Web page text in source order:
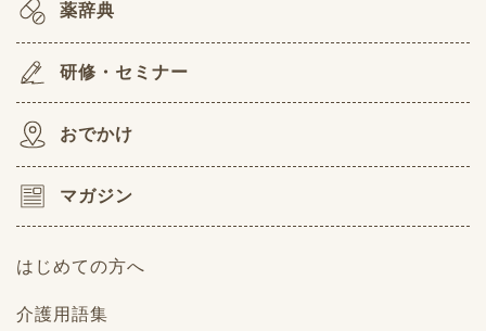
薬辞典
研修・セミナー
おでかけ
マガジン
はじめての方へ
介護用語集